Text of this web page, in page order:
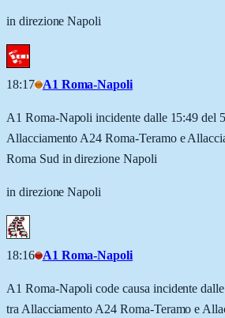
in direzione Napoli
18:17 A1 Roma-Napoli
A1 Roma-Napoli incidente dalle 15:49 del
Allacciamento A24 Roma-Teramo e
Roma Sud in direzione Napoli
in direzione Napoli
18:16 A1 Roma-Napoli
A1 Roma-Napoli code causa incidente
tra Allacciamento A24 Roma-Teramo e